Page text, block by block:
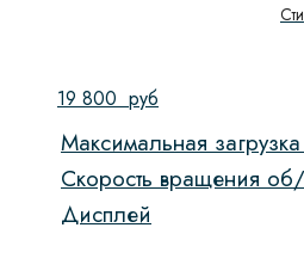
19 800 руб
Максимальная загрузка
Скорость вращения
Дисплей